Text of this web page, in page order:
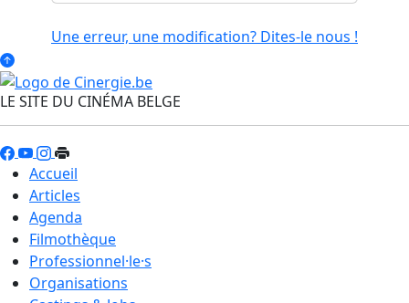
Une erreur, une modification? Dites-le nous !
LE SITE DU CINÉMA BELGE
Accueil
Articles
Agenda
Filmothèque
Professionnel·le·s
Organisations